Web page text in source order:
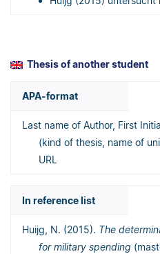
Thesis of another student
APA-format
Last name of Author, First
(kind of thesis, name of
URL
In reference list
Huijg, N. (2015). The
for military spending